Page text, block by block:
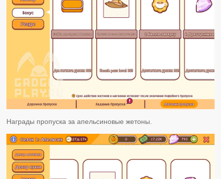
Награды пропуска за апельсиновые жетоны.